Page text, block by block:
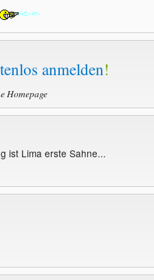
anmelden!
Homepage
ist Lima erste Sahne...